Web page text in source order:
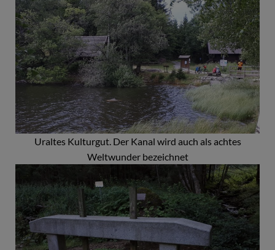
Uraltes Kulturgut. Der Kanal wird auch als achtes
Weltwunder bezeichnet